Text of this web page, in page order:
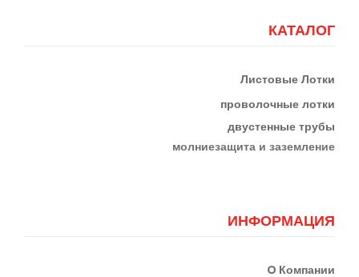
КАТАЛОГ
Листовые Лотки
проволочные лотки
двустенные трубы
молниезащита и заземление
ИНФОРМАЦИЯ
О Компании